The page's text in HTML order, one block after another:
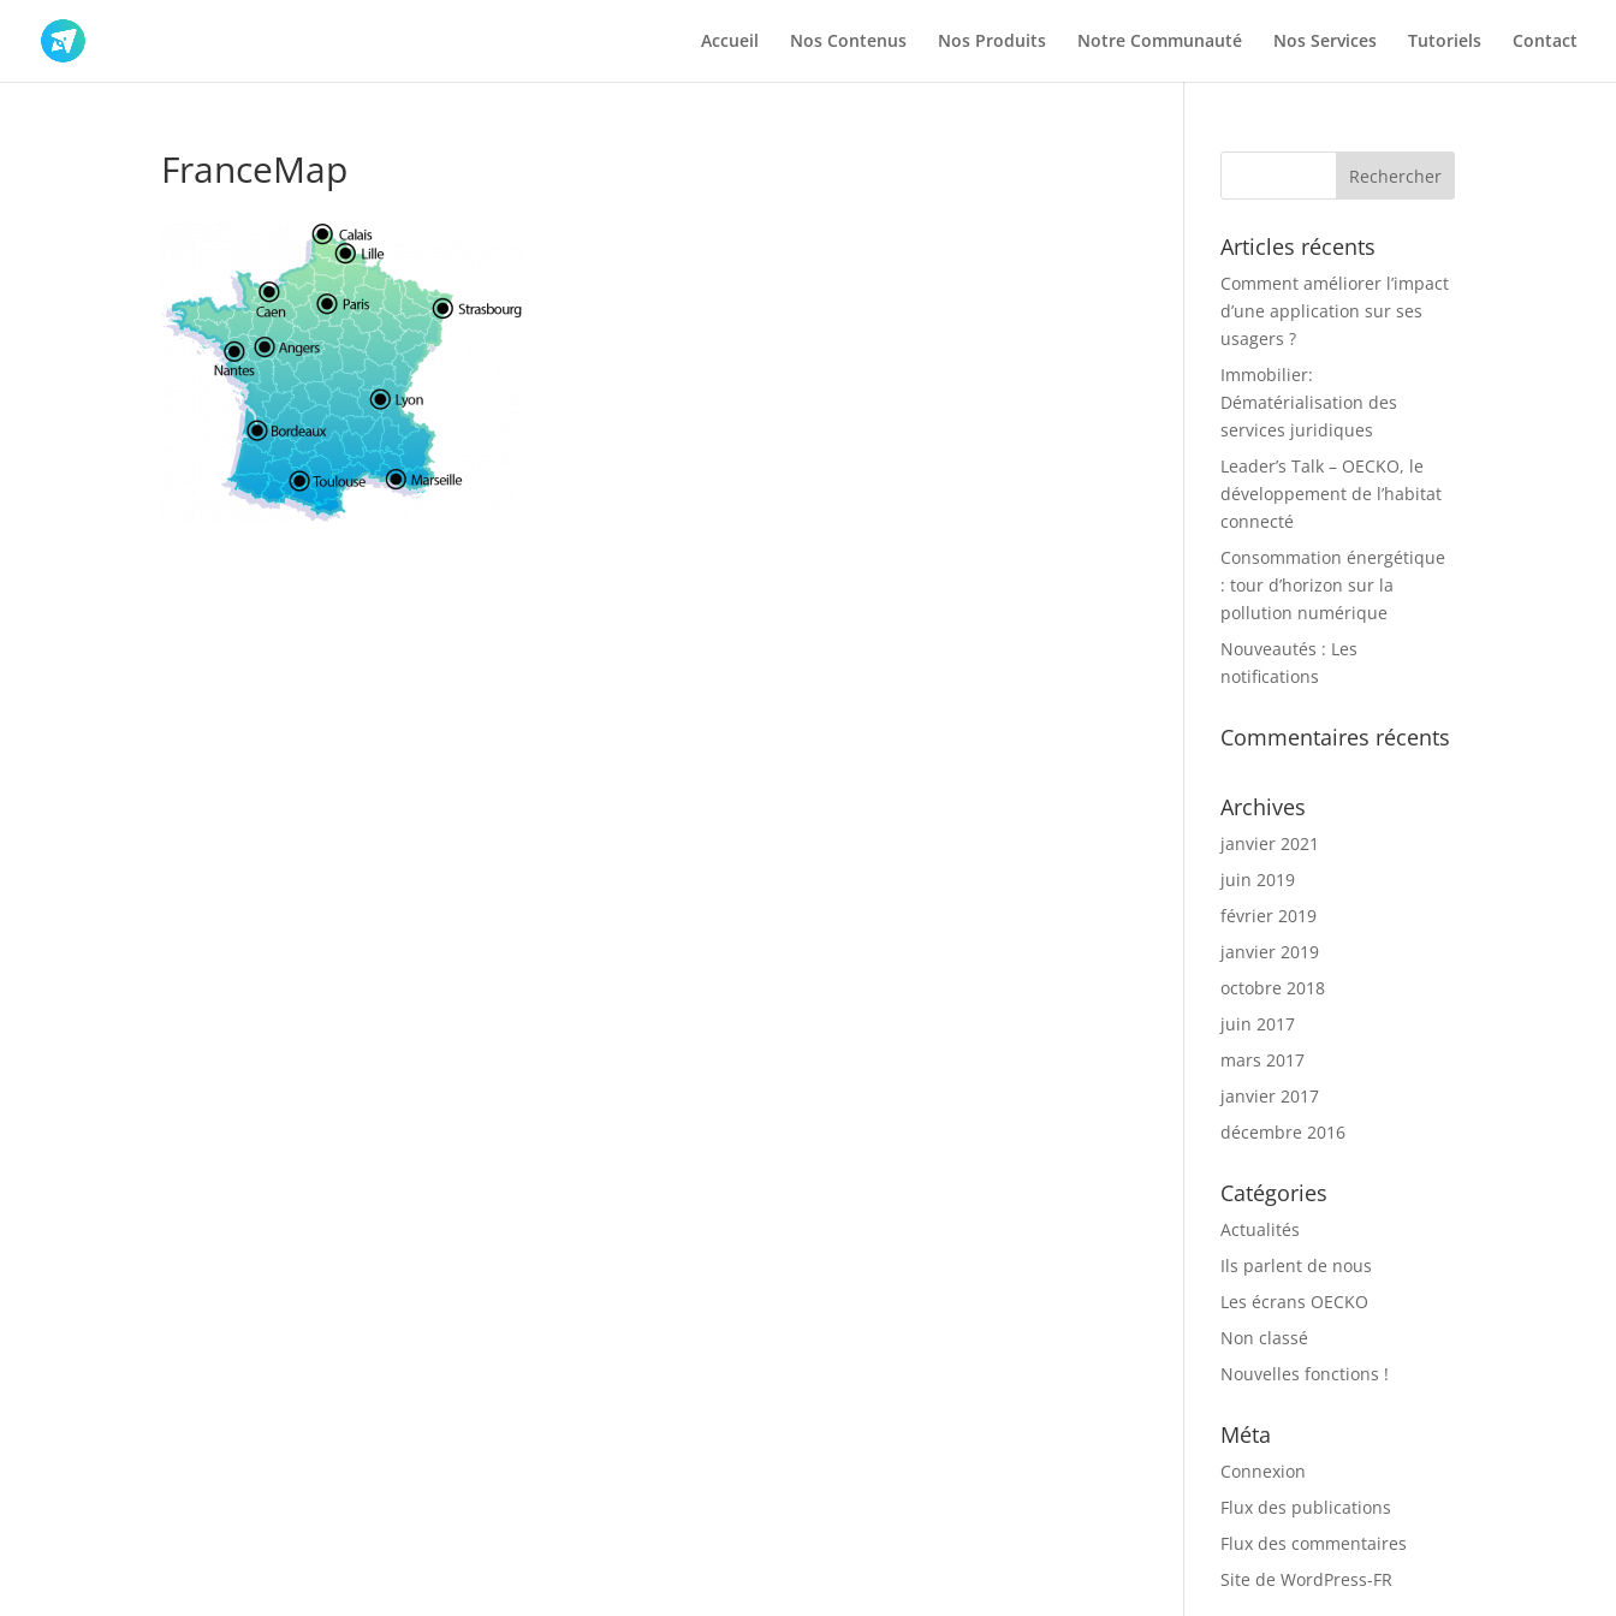
Accueil Nos Contenus Nos Produits Notre Communauté Nos Services Tutoriels Contact
FranceMap
Articles récents
Comment améliorer l’impact
d’une application sur ses
usagers ?
Immobilier:
Dématérialisation des
services juridiques
Leader’s Talk – OECKO, le
développement de l’habitat
connecté
Consommation énergétique
: tour d’horizon sur la
pollution numérique
Nouveautés : Les
notifications
Commentaires récents
Archives
janvier 2021
juin 2019
février 2019
janvier 2019
octobre 2018
juin 2017
mars 2017
janvier 2017
décembre 2016
Catégories
Actualités
Ils parlent de nous
Les écrans OECKO
Non classé
Nouvelles fonctions !
Méta
Connexion
Flux des publications
Flux des commentaires
Site de WordPress-FR